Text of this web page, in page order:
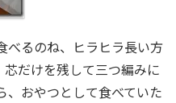
べるのね、ヒラヒラ長い方
だけを残して三つ編みに
、おやつとして食べていた